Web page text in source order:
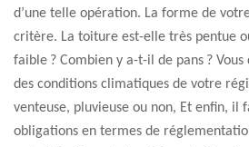
d’une telle opération. La forme de
critère. La toiture est-elle très pentue
faible ? Combien y a-t-il de pans ?
des conditions climatiques de votre
venteuse, pluvieuse ou non, Et enfin, il
obligations en termes de